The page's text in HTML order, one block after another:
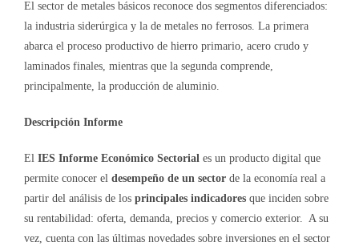
El sector de metales básicos reconoce dos segmentos diferenciados:
la industria siderúrgica y la de metales no ferrosos. La primera
abarca el proceso productivo de hierro primario, acero crudo y
laminados finales, mientras que la segunda comprende,
principalmente, la producción de aluminio.
Descripción Informe
El IES Informe Económico Sectorial es un producto digital que
permite conocer el desempeño de un sector de la economía real a
partir del análisis de los principales indicadores que inciden sobre
su rentabilidad: oferta, demanda, precios y comercio exterior. A su
vez, cuenta con las últimas novedades sobre inversiones en el sector